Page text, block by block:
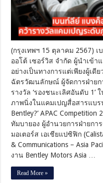
(กรุงเทพฯ 15 ตุลาคม 2567) เ
ออโต้ เซอร์วิส จำกัด ผู้นำเข้
อย่างเป็นทางการแต่เพียงผู้เ
ฉัตรวัฒนลักษณ์ ผู้จัดการฝ่าย
รางวัล ‘รองชนะเลิศอันดับ
ภาพนิ่งในแคมเปญสื่อสารแบร
Bentley?’ APAC
ทัมบายอง ผู้อำนวยการฝ่ายก
มอเตอร์ส เอเชียแปซิฟิก
& Communications – Asia
งาน Bentley Motors Asia …
Read More »